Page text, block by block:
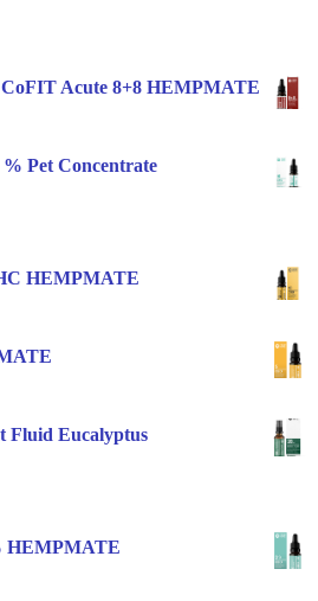
Acute 8+8 HEMPMATE
Pet Concentrate
HEMPMATE
Fluid Eucalyptus
HEMPMATE